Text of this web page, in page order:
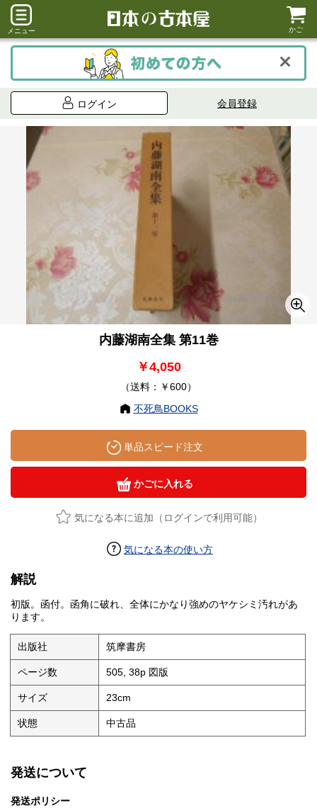
メニュー かご
ログイン 会員登録
内藤湖南全集 第11巻
￥4,050
（送料：￥600）
不死鳥BOOKS
単品スピード注文
かごに入れる
気になる本に追加（ログインで利用可能）
気になる本の使い方
解説
初版。函付。函角に破れ、全体にかなり強めのヤケシミ汚れがあ
ります。
出版社 筑摩書房
ページ数 505, 38p 図版
サイズ 23cm
状態 中古品
発送について
発送ポリシー